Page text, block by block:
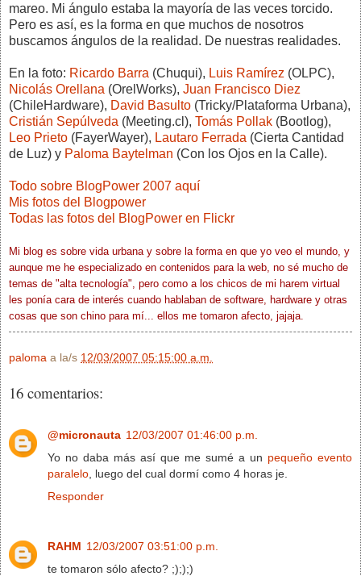
mareo. Mi ángulo estaba la mayoría de las veces torcido.
Pero es así, es la forma en que muchos de nosotros
buscamos ángulos de la realidad. De nuestras realidades.
En la foto: Ricardo Barra (Chuqui), Luis Ramírez (OLPC),
Nicolás Orellana (OrelWorks), Juan Francisco Diez
(ChileHardware), David Basulto (Tricky/Plataforma Urbana),
Cristián Sepúlveda (Meeting.cl), Tomás Pollak (Bootlog),
Leo Prieto (FayerWayer), Lautaro Ferrada (Cierta Cantidad
de Luz) y Paloma Baytelman (Con los Ojos en la Calle).
Todo sobre BlogPower 2007 aquí
Mis fotos del Blogpower
Todas las fotos del BlogPower en Flickr
Mi blog es sobre vida urbana y sobre la forma en que yo veo el mundo, y
aunque me he especializado en contenidos para la web, no sé mucho de
temas de "alta tecnología", pero como a los chicos de mi harem virtual
les ponía cara de interés cuando hablaban de software, hardware y otras
cosas que son chino para mí... ellos me tomaron afecto, jajaja.
paloma a la/s 12/03/2007 05:15:00 a.m.
16 comentarios:
@micronauta 12/03/2007 01:46:00 p.m.
Yo no daba más así que me sumé a un pequeño evento
paralelo , luego del cual dormí como 4 horas je.
Responder
RAHM 12/03/2007 03:51:00 p.m.
te tomaron sólo afecto? ;););)